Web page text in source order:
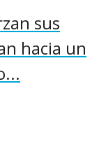
sus
hacia un